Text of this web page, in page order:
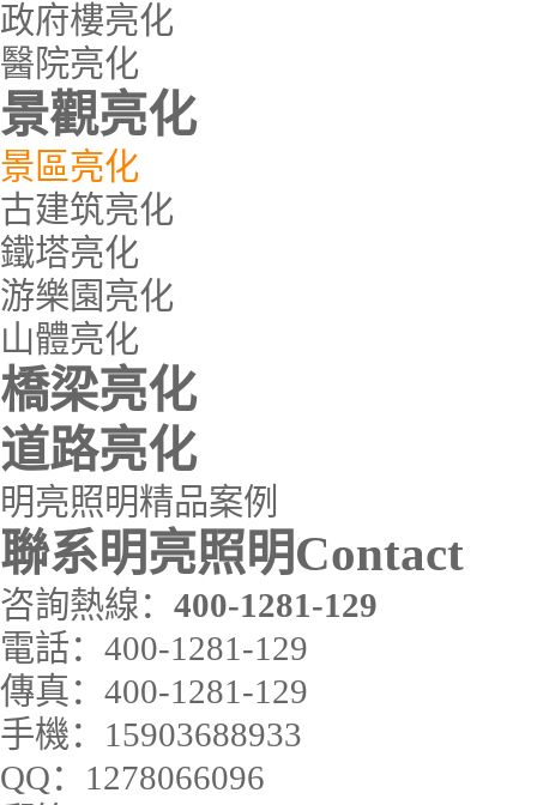
政府樓亮化
醫院亮化
景觀亮化
景區亮化
古建筑亮化
鐵塔亮化
游樂園亮化
山體亮化
橋梁亮化
道路亮化
明亮照明精品案例
聯系明亮照明Contact
咨詢熱線： 400-1281-129
電話： 400-1281-129
傳真： 400-1281-129
手機： 15903688933
QQ： 1278066096